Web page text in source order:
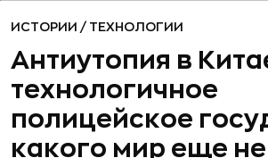
ИСТОРИИ / ТЕХНОЛОГИИ
Антиутопия в
технологичное
полицейское
какого мир еще